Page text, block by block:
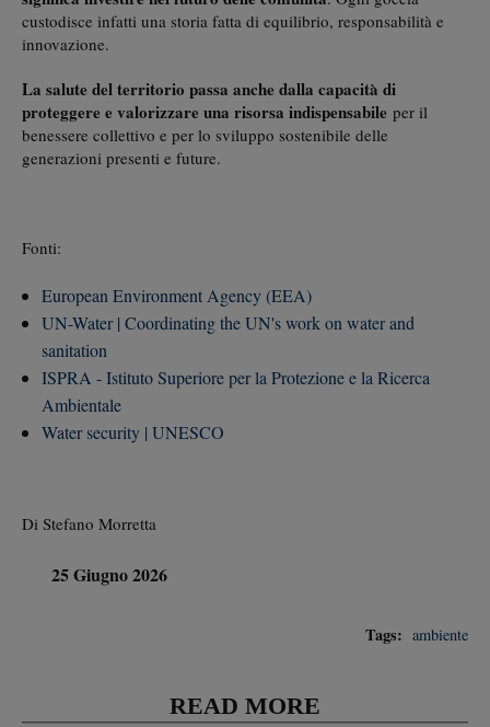
custodisce infatti una storia fatta di equilibrio, responsabilità e
innovazione.
La salute del territorio passa anche dalla capacità di
proteggere e valorizzare una risorsa indispensabile per il
benessere collettivo e per lo sviluppo sostenibile delle
generazioni presenti e future.
Fonti:
European Environment Agency (EEA)
UN-Water | Coordinating the UN's work on water and
sanitation
ISPRA - Istituto Superiore per la Protezione e la Ricerca
Ambientale
Water security | UNESCO
Di Stefano Morretta
25 Giugno 2026
Tags: ambiente
READ MORE